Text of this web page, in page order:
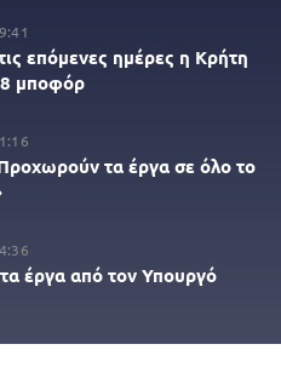
επόμενες ημέρες η Κρήτη
8 μποφόρ
τα έργα σε όλο το
έργα από τον Υπουργό